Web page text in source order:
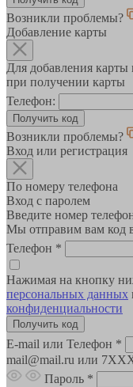
Возникли проблемы?
Добавление карты
Для добавления
при получении карты
Телефон:
Возникли проблемы?
Вход или регистрация
По номеру телефона
Вход с паролем
Введите номер
Мы отправим вам код
Телефон *
Нажимая на кнопку
персональных данных
конфиденциальности
E-mail или Телефон *
mail@mail.ru или
Пароль *